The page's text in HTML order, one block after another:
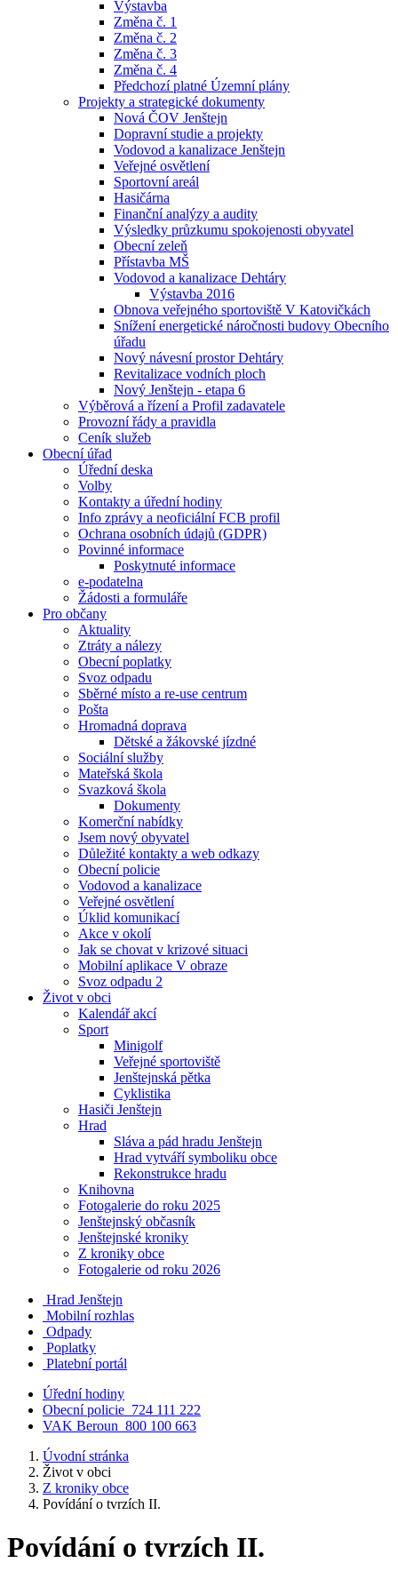
Výstavba
Změna č. 1
Změna č. 2
Změna č. 3
Změna č. 4
Předchozí platné Územní plány
Projekty a strategické dokumenty
Nová ČOV Jenštejn
Dopravní studie a projekty
Vodovod a kanalizace Jenštejn
Veřejné osvětlení
Sportovní areál
Hasičárna
Finanční analýzy a audity
Výsledky průzkumu spokojenosti obyvatel
Obecní zeleň
Přístavba MŠ
Vodovod a kanalizace Dehtáry
Výstavba 2016
Obnova veřejného sportoviště V Katovičkách
Snížení energetické náročnosti budovy Obecního
úřadu
Nový návesní prostor Dehtáry
Revitalizace vodních ploch
Nový Jenštejn - etapa 6
Výběrová a řízení a Profil zadavatele
Provozní řády a pravidla
Ceník služeb
Obecní úřad
Úřední deska
Volby
Kontakty a úřední hodiny
Info zprávy a neoficiální FCB profil
Ochrana osobních údajů (GDPR)
Povinné informace
Poskytnuté informace
e-podatelna
Žádosti a formuláře
Pro občany
Aktuality
Ztráty a nálezy
Obecní poplatky
Svoz odpadu
Sběrné místo a re-use centrum
Pošta
Hromadná doprava
Dětské a žákovské jízdné
Sociální služby
Mateřská škola
Svazková škola
Dokumenty
Komerční nabídky
Jsem nový obyvatel
Důležité kontakty a web odkazy
Obecní policie
Vodovod a kanalizace
Veřejné osvětlení
Úklid komunikací
Akce v okolí
Jak se chovat v krizové situaci
Mobilní aplikace V obraze
Svoz odpadu 2
Život v obci
Kalendář akcí
Sport
Minigolf
Veřejné sportoviště
Jenštejnská pětka
Cyklistika
Hasiči Jenštejn
Hrad
Sláva a pád hradu Jenštejn
Hrad vytváří symboliku obce
Rekonstrukce hradu
Knihovna
Fotogalerie do roku 2025
Jenštejnský občasník
Jenštejnské kroniky
Z kroniky obce
Fotogalerie od roku 2026
Hrad Jenštejn
Mobilní rozhlas
Odpady
Poplatky
Platební portál
Úřední hodiny
Obecní policie 724 111 222
VAK Beroun 800 100 663
Úvodní stránka
Život v obci
Z kroniky obce
Povídání o tvrzích II.
Povídání o tvrzích II.